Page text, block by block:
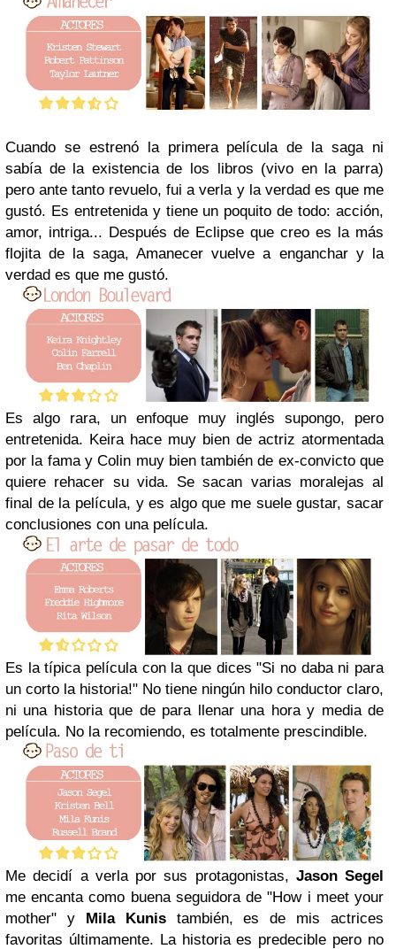
Cuando se estrenó la primera película de la saga ni
sabía de la existencia de los libros (vivo en la parra)
pero ante tanto revuelo, fui a verla y la verdad es que me
gustó. Es entretenida y tiene un poquito de todo: acción,
amor, intriga... Después de Eclipse que creo es la más
flojita de la saga, Amanecer vuelve a enganchar y la
verdad es que me gustó.
Es algo rara, un enfoque muy inglés supongo, pero
entretenida. Keira hace muy bien de actriz atormentada
por la fama y Colin muy bien también de ex-convicto que
quiere rehacer su vida. Se sacan varias moralejas al
final de la película, y es algo que me suele gustar, sacar
conclusiones con una película.
Es la típica película con la que dices "Si no daba ni para
un corto la historia!" No tiene ningún hilo conductor claro,
ni una historia que de para llenar una hora y media de
película. No la recomiendo, es totalmente prescindible.
Me decidí a verla por sus protagonistas, Jason Segel
me encanta como buena seguidora de "How i meet your
mother" y Mila Kunistambién, es de mis actrices
favoritas últimamente. La historia es predecible pero no